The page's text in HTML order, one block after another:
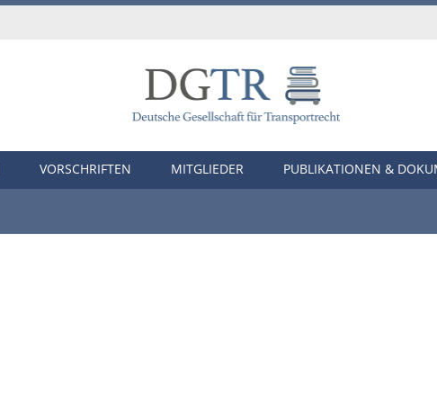
VORSCHRIFTEN MITGLIEDER PUBLIKATIONEN &